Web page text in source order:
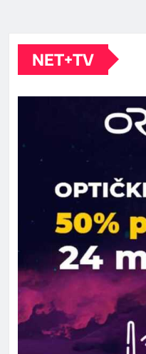
NET+TV